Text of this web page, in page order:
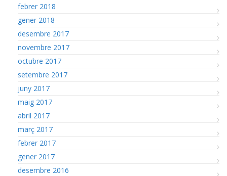
febrer 2018
gener 2018
desembre 2017
novembre 2017
octubre 2017
setembre 2017
juny 2017
maig 2017
abril 2017
març 2017
febrer 2017
gener 2017
desembre 2016